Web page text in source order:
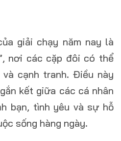
giải chạy năm nay là
nơi các cặp đôi có thể
cạnh tranh. Điều này
kết giữa các cá nhân
bạn, tình yêu và sự hỗ
sống hàng ngày.